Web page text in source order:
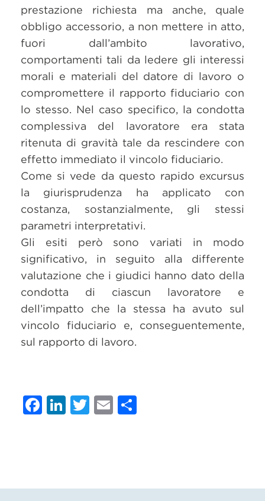
prestazione richiesta ma anche, quale
obbligo accessorio, a non mettere in atto,
fuori dall’ambito lavorativo,
comportamenti tali da ledere gli interessi
morali e materiali del datore di lavoro o
compromettere il rapporto fiduciario con
lo stesso. Nel caso specifico, la condotta
complessiva del lavoratore era stata
ritenuta di gravità tale da rescindere con
effetto immediato il vincolo fiduciario.
Come si vede da questo rapido excursus
la giurisprudenza ha applicato con
costanza, sostanzialmente, gli stessi
parametri interpretativi.
Gli esiti però sono variati in modo
significativo, in seguito alla differente
valutazione che i giudici hanno dato della
condotta di ciascun lavoratore e
dell’impatto che la stessa ha avuto sul
vincolo fiduciario e, conseguentemente,
sul rapporto di lavoro.
Facebook
LinkedIn
Twitter
Email